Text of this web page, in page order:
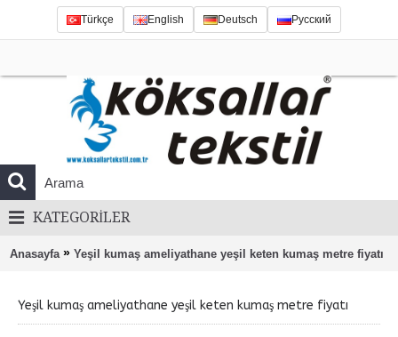
Türkçe English Deutsch Русский
KATEGORILER
Anasayfa » Yeşil kumaş ameliyathane yeşil keten kumaş metre fiyatı
Yeşil kumaş ameliyathane yeşil keten kumaş metre fiyatı